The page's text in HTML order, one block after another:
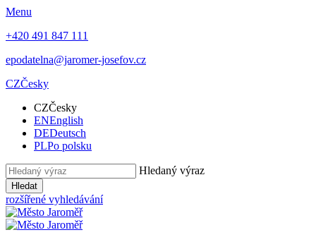
Menu
+420 491 847 111
epodatelna@jaromer-josefov.cz
CZČesky
CZČesky
ENEnglish
DEDeutsch
PLPo polsku
Hledaný výraz
Hledat
rozšířené vyhledávání